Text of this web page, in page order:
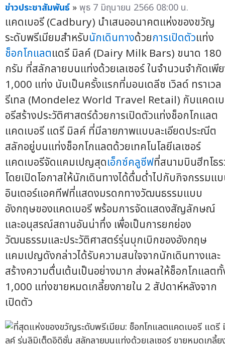
ข่าวประชาสัมพันธ์ »พุธ 7 มิถุนายน 2566 08:00 น.
แคดเบอรี (Cadbury) นำเสนออนาคตแห่งของขวัญ
ระดับพรีเมียมสำหรับนักเดินทางด้วยการเปิดตัวแท่ง
ช็อกโกแลตแดรี มิลค์ (Dairy Milk Bars) ขนาด 180
กรัม ที่สลักลายบนแท่งด้วยเลเซอร์ ในจำนวนจำกัดเพี
1,000 แท่ง นับเป็นครั้งแรกที่มอนเดลีซ เวิลด์ ทราเวล
รีเทล (Mondelez World Travel Retail) กับแคดเบ
อรีสร้างประวัติศาสตร์ด้วยการเปิดตัวแท่งช็อกโกแลต
แคดเบอรี แดรี มิลค์ ที่มีลายภาพแบบละเอียดประณีต
สลักอยู่บนแท่งช็อกโกแลตด้วยเทคโนโลยีเลเซอร์
แคดเบอรีจัดแคมเปญสุดเอ็กซ์คลูซีฟที่สนามบินฮีทโธ
โดยเปิดโอกาสให้นักเดินทางได้ดื่มด่ำไปกับกิจกรรมแ
อินเตอร์แอคทีฟที่แสดงมรดกทางวัฒนธรรมแบบ
อังกฤษของแคดเบอรี พร้อมการจัดแสดงสัญลักษณ์
และอนุสรณ์สถานอันน่าทึ่ง เพื่อเป็นการยกย่อง
วัฒนธรรมและประวัติศาสตร์รุ่นบุกเบิกของอังกฤษ
แคมเปญดังกล่าวได้รับความสนใจจากนักเดินทางและ
สร้างความตื่นเต้นเป็นอย่างมาก ส่งผลให้ช็อกโกแลต
1,000 แท่งขายหมดเกลี้ยงภายใน 2 สัปดาห์หลังจาก
เปิดตัว